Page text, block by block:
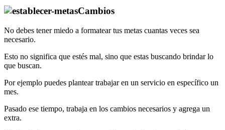
Cambios
No debes tener miedo a formatear tus metas cuantas veces sea
necesario.
Esto no significa que estés mal, sino que estas buscando brindar lo
que buscan.
Por ejemplo puedes plantear trabajar en un servicio en específico un
mes.
Pasado ese tiempo, trabaja en los cambios necesarios y agrega un
extra.